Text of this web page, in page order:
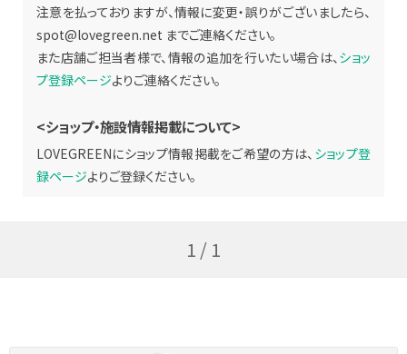
注意を払っておりますが、情報に変更・誤りがございましたら、
spot@lovegreen.net までご連絡ください。
また店舗ご担当者様で、情報の追加を行いたい場合は、ショッ
プ登録ページよりご連絡ください。
<ショップ・施設情報掲載について>
LOVEGREENにショップ情報掲載をご希望の方は、 ショップ登
録ページよりご登録ください。
1 / 1